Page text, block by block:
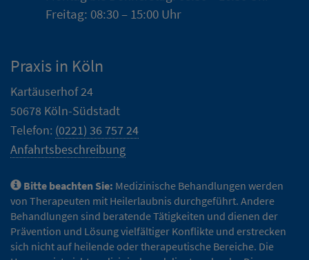
Freitag: 08:30 – 15:00 Uhr
Praxis in Köln
Kartäuserhof 24
50678 Köln-Südstadt
Telefon: (0221) 36 757 24
Anfahrtsbeschreibung
Bitte beachten Sie: Medizinische Behandlungen werden
von Therapeuten mit Heilerlaubnis durchgeführt. Andere
Behandlungen sind beratende Tätigkeiten und dienen der
Prävention und Lösung vielfältiger Konflikte und erstrecken
sich nicht auf heilende oder therapeutische Bereiche. Die